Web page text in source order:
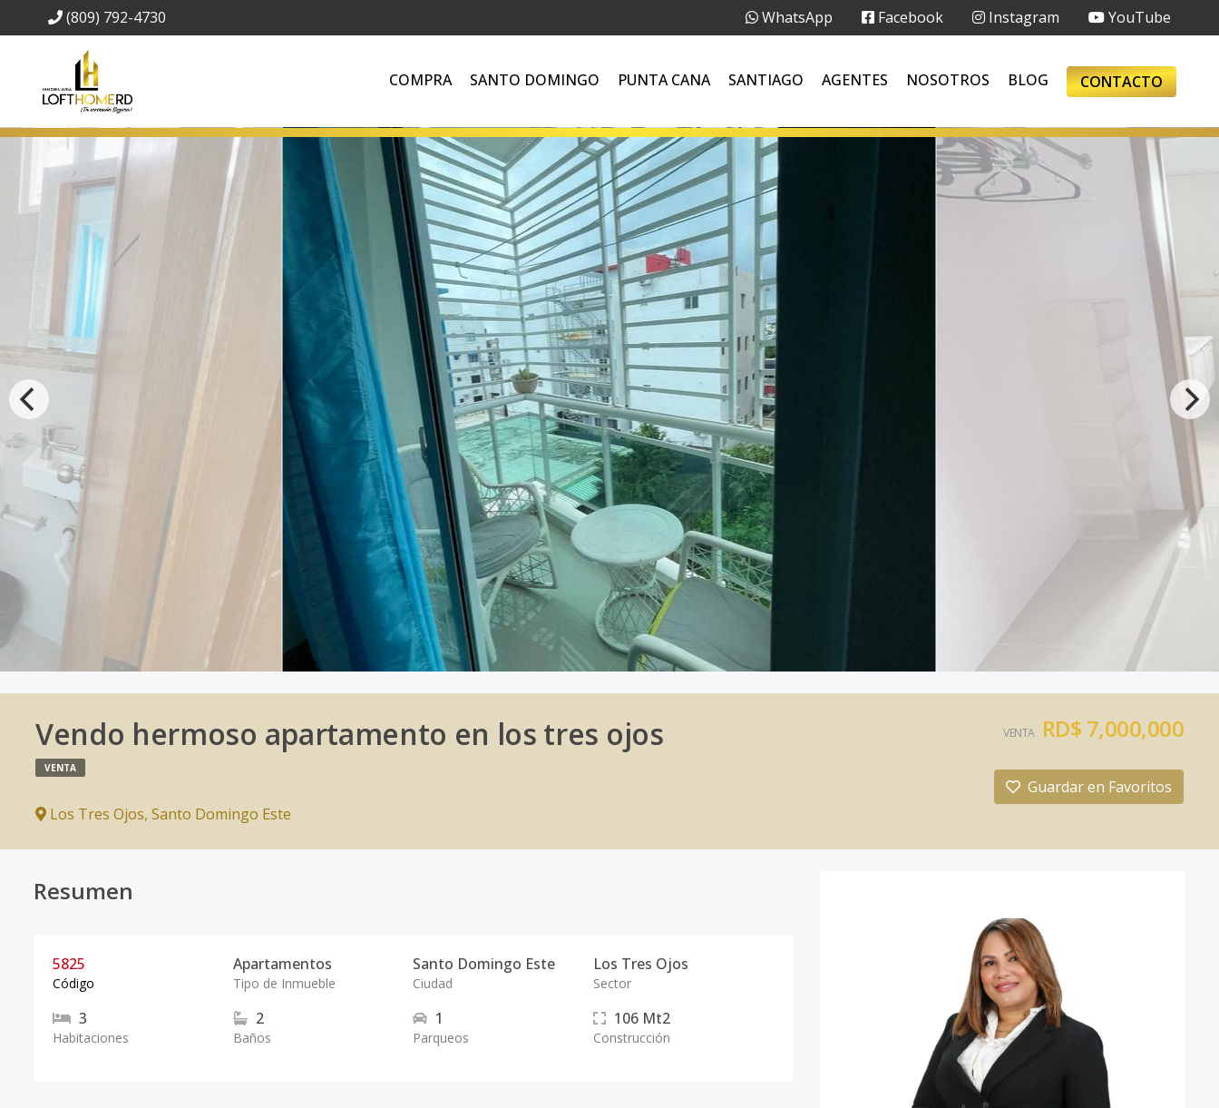
(809) 792-4730 WhatsApp Facebook Instagram YouTube
COMPRA SANTO DOMINGO PUNTA CANA SANTIAGO AGENTES NOSOTROS BLOG CONTACTO
Vendo hermoso apartamento en los tres ojos
VENTA
Los Tres Ojos, Santo Domingo Este
VENTA RD$ 7,000,000
Guardar en Favoritos
Resumen
5825
Código
Apartamentos
Tipo de Inmueble
Santo Domingo Este
Ciudad
Los Tres Ojos
Sector
3
Habitaciones
2
Baños
1
Parqueos
106 Mt2
Construcción